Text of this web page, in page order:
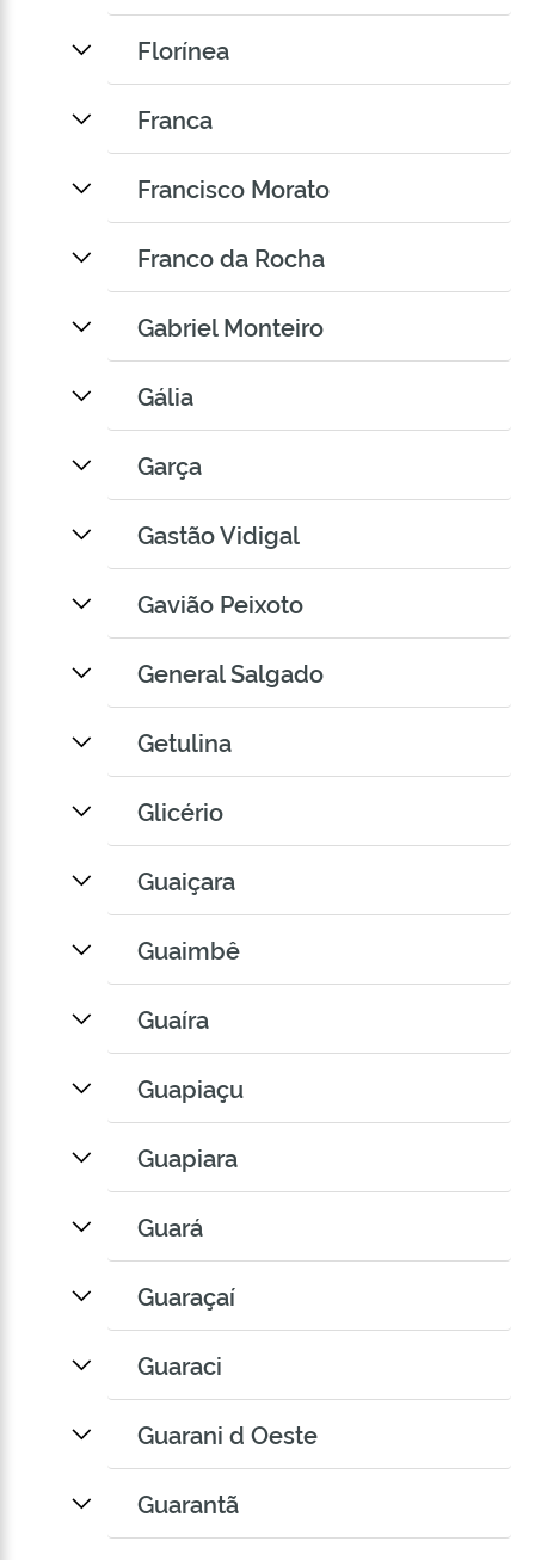
Florínea
Franca
Francisco Morato
Franco da Rocha
Gabriel Monteiro
Gália
Garça
Gastão Vidigal
Gavião Peixoto
General Salgado
Getulina
Glicério
Guaiçara
Guaimbê
Guaíra
Guapiaçu
Guapiara
Guará
Guaraçaí
Guaraci
Guarani d Oeste
Guarantã